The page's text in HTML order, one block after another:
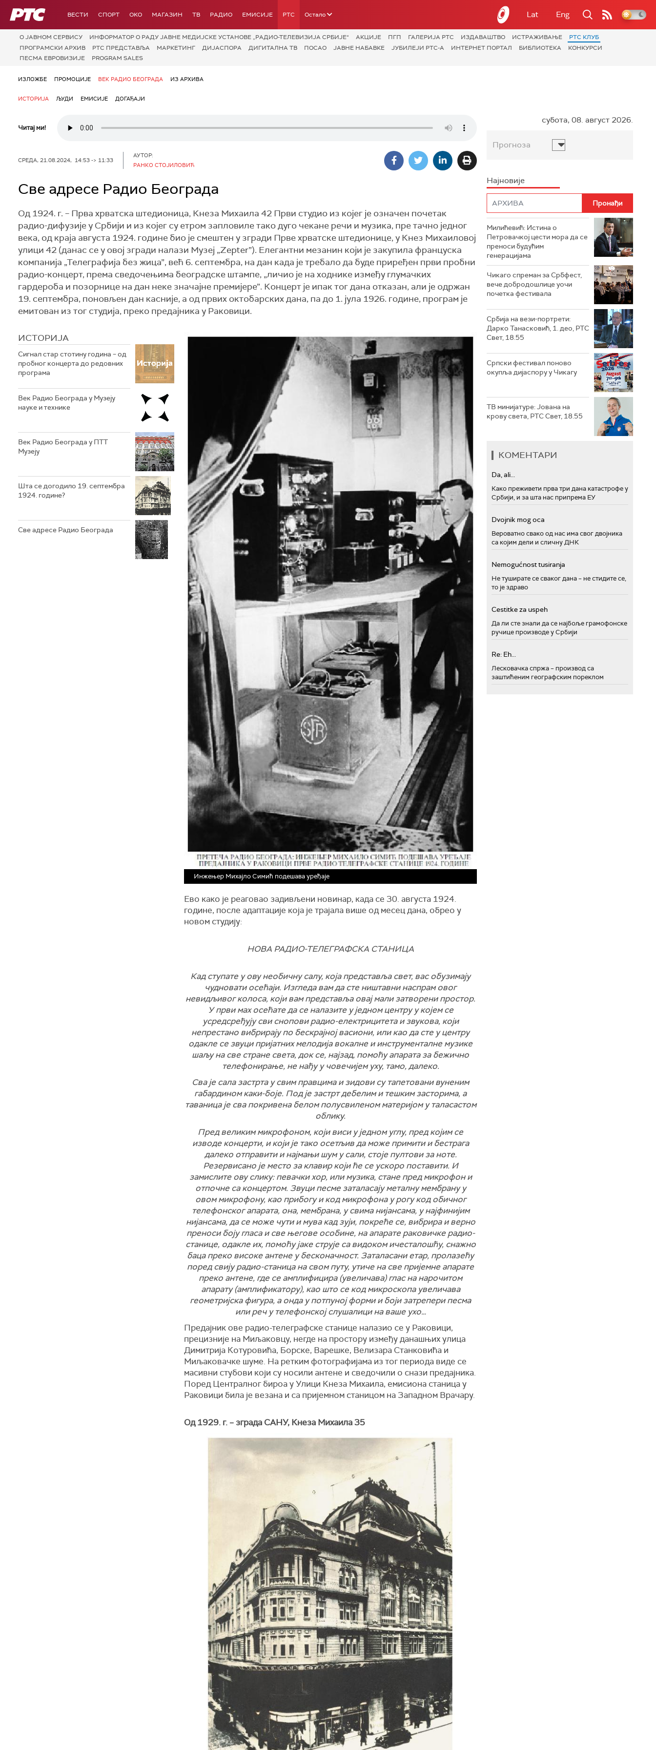
РТС ВЕСТИ СПОРТ OKO МАГАЗИН ТВ РАДИО ЕМИСИЈЕ РТС Остало Lat Eng
О JАВНОМ СЕРВИСУ ИНФОРМАТОР О РАДУ ЈАВНЕ МЕДИЈСКЕ УСТАНОВЕ „РАДИО-ТЕЛЕВИЗИЈА СРБИЈЕ“ АКЦИЈЕ ПГП ГАЛЕРИЈА РТС ИЗДАВАШТВО ИСТРАЖИВАЊЕ
РТС КЛУБ
ПРОГРАМСКИ АРХИВ
РТС ПРЕДСТАВЉА МАРКЕТИНГ ДИЈАСПОРА ДИГИТАЛНА ТВ ПОСАО ЈАВНЕ НАБАВКЕ ЈУБИЛЕЈИ РТС-А ИНТЕРНЕТ ПОРТАЛ БИБЛИОТЕКА
КОНКУРСИ
ПЕСМА ЕВРОВИЗИЈЕ
PROGRAM SALES
ИЗЛОЖБЕ ПРОМОЦИЈЕ ВЕК РАДИО БЕОГРАДА ИЗ АРХИВА
ИСТОРИЈА ЉУДИ ЕМИСИЈЕ ДОГАЂАЈИ
Читај ми!
СРЕДА, 21.08.2024, 14:53 -> 11:33
АУТОР:
РАНКО СТОЈИЛОВИЋ
Све адресе Радио Београда
Од 1924. г. – Прва хрватска штедионица, Кнеза Михаила 42 Први студио из којег је означен почетак
радио-дифузије у Србији и из којег су етром запловиле тако дуго чекане речи и музика, пре тачно једног
века, од краја августа 1924. године био је смештен у згради Прве хрватске штедионице, у Кнез Михаиловој
улици 42 (данас се у овој згради налази Музеј „Zepter”). Елегантни мезанин који је закупила француска
компанија „Телеграфија без жица”, већ 6. септембра, на дан када је требало да буде приређен први пробни
радио-концерт, према сведочењима београдске штампе, „личио је на ходнике између глумачких
гардероба и позорнице на дан неке значајне премијере”. Концерт је ипак тог дана отказан, али је одржан
19. септембра, поновљен дан касније, а од првих октобарских дана, па до 1. јула 1926. године, програм је
емитован из тог студија, преко предајника у Раковици.
ИСТОРИЈА
Сигнал стар стотину година – од
пробног концерта до редовних
програма
Век Радио Београда у Музеју
науке и технике
Век Радио Београдa у ПТТ
Музеју
Шта се догодило 19. септембра
1924. године?
Све адресе Радио Београда
Инжењер Михајло Симић подешава уређаје
Ево како је реаговао задивљени новинар, када се 30. августа 1924.
године, после адаптације која је трајала више од месец дана, обрео у
новом студију:
НОВА РАДИО-ТЕЛЕГРАФСКА СТАНИЦА
Кад ступате у ову необичну салу, која представља свет, вас обузимају
чудновати осећаји. Изгледа вам да сте ништавни наспрам овог
невидљивог колоса, који вам представља овај мали затворени простор.
У први мах осећате да се налазите у једном центру у којем се
усредсређују сви снопови радио-електрицитета и звукова, који
непрестано вибрирају по бескрајној васиони, или као да сте у центру
одакле се звуци пријатних мелодија вокалне и инструменталне музике
шаљу на све стране света, док се, најзад, помоћу апарата за бежично
телефонирање, не нађу у човечијем уху, тамо, далеко.
Сва је сала застрта у свим правцима и зидови су тапетовани вуненим
габардином каки-боје. Под је застрт дебелим и тешким засторима, а
таваница је сва покривена белом полусвиленом материјом у таласастом
облику.
Пред великим микрофоном, који виси у једном углу, пред којим се
изводе концерти, и који је тако осетљив да може примити и бестрага
далеко отправити и најмањи шум у сали, стоје пултови за ноте.
Резервисано је место за клавир који ће се ускоро поставити. И
замислите ову слику: певачки хор, или музика, стане пред микрофон и
отпочне са концертом. Звуци песме заталасају металну мембрану у
овом микрофону, као прибогу и код микрофона у рогу код обичног
телефонског апарата, она, мембрана, у свима нијансама, у најфинијим
нијансама, да се може чути и мува кад зуји, покреће се, вибрира и верно
преноси боју гласа и све његове особине, на апарате раковичке радио-
станице, одакле их, помоћу јаке струје са видоком ичесталошћу, снажно
баца преко високе антене у бесконачност. Заталасани етар, пролазећу
поред свију радио-станица на свом путу, утиче на све пријемне апарате
преко антене, где се амплифицира (увеличава) глас на нарочитом
апарату (амплификатору), као што се код микроскопа увеличава
геометријска фигура, а онда у потпуној форми и боји затрепери песма
или реч у телефонској слушалици на ваше ухо…
Предајник ове радио-телеграфске станице налазио се у Раковици,
прецизније на Миљаковцу, негде на простору између данашњих улица
Димитрија Котуровића, Борске, Варешке, Велизара Станковића и
Миљаковачке шуме. На ретким фотографијама из тог периода виде се
масивни стубови који су носили антене и сведочили о снази предајника.
Поред Централног бироа у Улици Кнеза Михаила, емисиона станица у
Раковици била је везана и са пријемном станицом на Западном Врачару.
Од 1929. г. – зграда САНУ, Кнеза Михаила 35
субота, 08. август 2026.
Прогноза
Најновије
Милићевић: Истина о
Петровачкој цести мора да се
преноси будућим
генерацијама
Чикаго спреман за Србфест,
вече добродошлице уочи
почетка фестивала
Србија на вези-портрети:
Дарко Танасковић, 1. део, РТС
Свет, 18.55
Српски фестивал поново
окупља дијаспору у Чикагу
ТВ минијатуре: Јована на
крову света, РТС Свет, 18.55
КОМЕНТАРИ
Da, ali...
Како преживети прва три дана катастрофе у
Србији, и за шта нас припрема ЕУ
Dvojnik mog oca
Вероватно свако од нас има свог двојника
са којим дели и сличну ДНК
Nemogućnost tusiranja
Не туширате се сваког дана – не стидите се,
то је здраво
Cestitke za uspeh
Да ли сте знали да се најбоље грамофонске
ручице производе у Србији
Re: Eh...
Лесковачка спржа – производ са
заштићеним географским пореклом